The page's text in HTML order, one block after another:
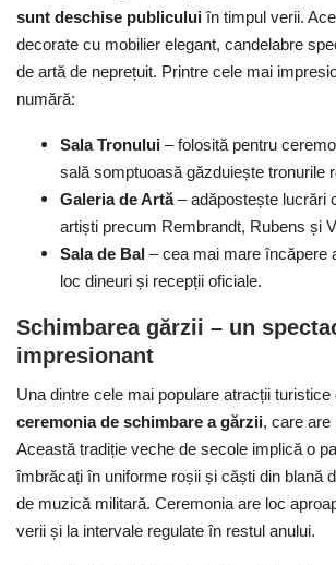
sunt deschise publicului în timpul verii.
decorate cu mobilier elegant, candelabre
de artă de neprețuit. Printre cele mai
numără:
Sala Tronului –folosită pentru
sală somptuoasă găzduiește tronurile
Galeria de Artă–adăpostește lucrări
artiști precum Rembrandt, Rubens și
Sala de Bal –cea mai mare încăpere
loc dineuri și recepții oficiale.
Schimbarea gărzii – un
impresionant
Una dintre cele mai populare atracții turistice
ceremonia de schimbare a gărzii, care are
Această tradiție veche de secole implică o
îmbrăcați în uniforme roșii și căști din blană
de muzică militară. Ceremonia are loc
verii și la intervale regulate în restul anului.